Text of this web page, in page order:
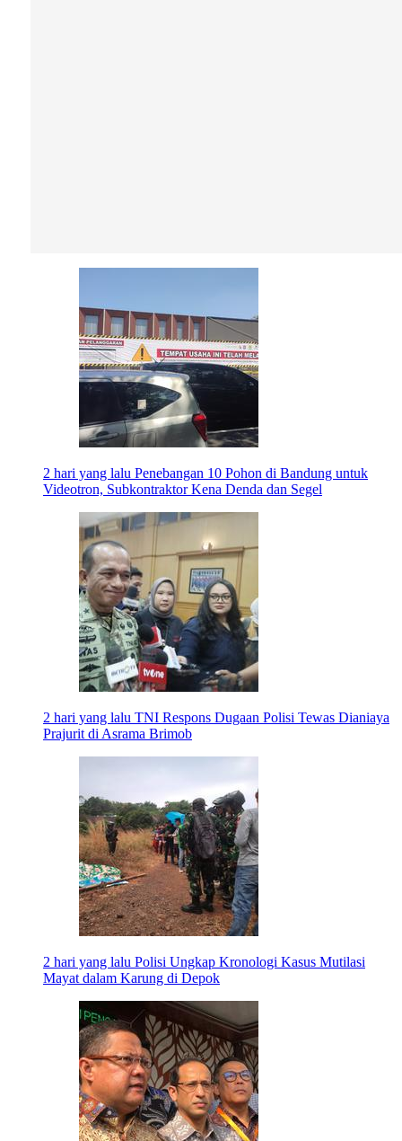
2 hari yang lalu Penebangan 10 Pohon di Bandung untuk
Videotron, Subkontraktor Kena Denda dan Segel
2 hari yang lalu TNI Respons Dugaan Polisi Tewas Dianiaya
Prajurit di Asrama Brimob
2 hari yang lalu Polisi Ungkap Kronologi Kasus Mutilasi
Mayat dalam Karung di Depok